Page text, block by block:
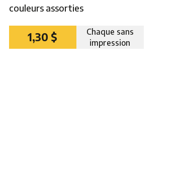
couleurs assorties
1,30 $
Chaque sans
impression